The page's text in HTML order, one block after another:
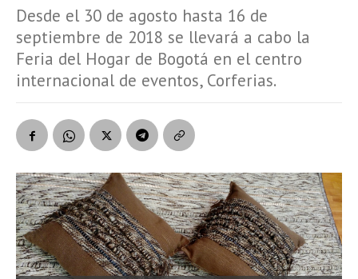
Desde el 30 de agosto hasta 16 de
septiembre de 2018 se llevará a cabo la
Feria del Hogar de Bogotá en el centro
internacional de eventos, Corferias.